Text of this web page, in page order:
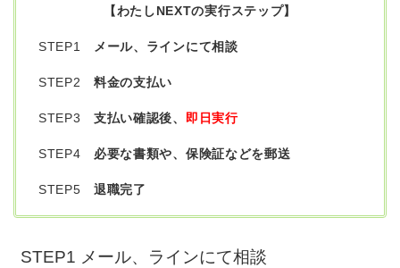
【わたしNEXTの実行ステップ】
STEP1 メール、ラインにて相談
STEP2料金の支払い
STEP3支払い確認後、 即日実行
STEP4 必要な書類や、保険証などを郵送
STEP5退職完了
STEP1 メール、ラインにて相談